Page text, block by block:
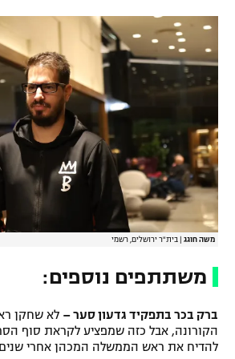
משה חוגג בית"ר ירושלים, רשמי
משתתפים נוספים:
ברק בכר בתפקיד גדעון סער – לא שחקן
הקורונה, אבל כזה שמפציע לקראת סוף
להדיח את ראש הממשלה המכהן אחרי